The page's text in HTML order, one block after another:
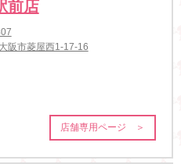
前店
阪市菱屋西1-17-16
店舗専用ページ ＞